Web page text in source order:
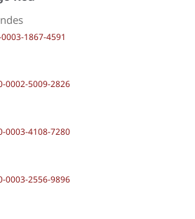
1867-4591
0002-5009-2826
0003-4108-7280
0003-2556-9896